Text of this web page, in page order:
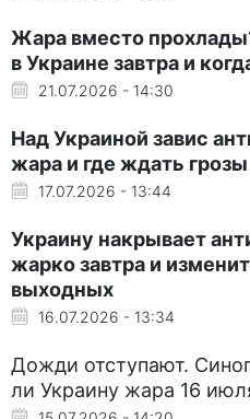
Жара вместо
в Украине завтра и
21.07.2026 - 14:30
Над Украиной завис
жара и где ждать
17.07.2026 - 13:44
Украину накрывает
жарко завтра и
выходных
16.07.2026 - 13:34
Дожди отступают.
ли Украину жара 16